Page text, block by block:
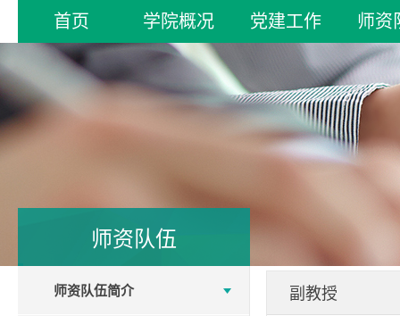
首页 学院概况 党建工作 师资
师资队伍
师资队伍简介 副教授